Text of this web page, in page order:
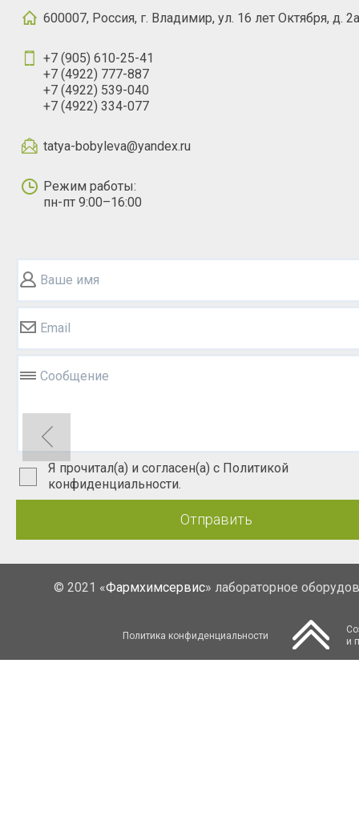
600007, Россия, г. Владимир, ул. 16 лет Октября, д. 2а
+7 (905) 610-25-41
+7 (4922) 777-887
+7 (4922) 539-040
+7 (4922) 334-077
tatya-bobyleva@yandex.ru
Режим работы:
пн-пт 9:00–16:00
Ваше имя
Email
Сообщение
Я прочитал(а) и согласен(а) с Политикой
конфиденциальности.
Отправить
© 2021 «Фармхимсервис» лабораторное
Политика конфиденциальности
и